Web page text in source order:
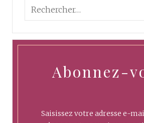
Abonnez-
Saisissez votre adresse e-